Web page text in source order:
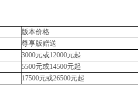
版本价格
尊享版赠送
3000元或12000元起
5500元或14500元起
17500元或26500元起